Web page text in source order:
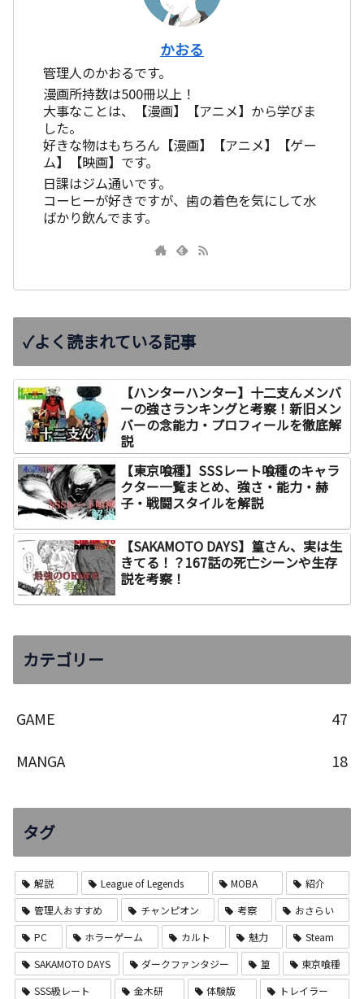
かおる
管理人のかおるです。
漫画所持数は500冊以上！
大事なことは、【漫画】【アニメ】から学びま
した。
好きな物はもちろん【漫画】【アニメ】【ゲー
ム】【映画】です。
日課はジム通いです。
コーヒーが好きですが、歯の着色を気にして水
ばかり飲んでます。
✓よく読まれている記事
【ハンターハンター】十二支んメンバ
ーの強さランキングと考察！新旧メン
バーの念能力・プロフィールを徹底解
説
【東京喰種】SSSレート喰種のキャラ
クター一覧まとめ、強さ・能力・赫
子・戦闘スタイルを解説
【SAKAMOTO DAYS】篁さん、実は生
きてる！？167話の死亡シーンや生存
説を考察！
カテゴリー
GAME
47
MANGA
18
タグ
解説 League of Legends MOBA
紹介
管理人おすすめ
チャンピオン 考察
おさらい
PC
ホラーゲーム カルト 魅力
Steam
SAKAMOTO DAYS
ダークファンタジー 篁
東京喰種
SSS級レート
金木研 体験版
トレイラー